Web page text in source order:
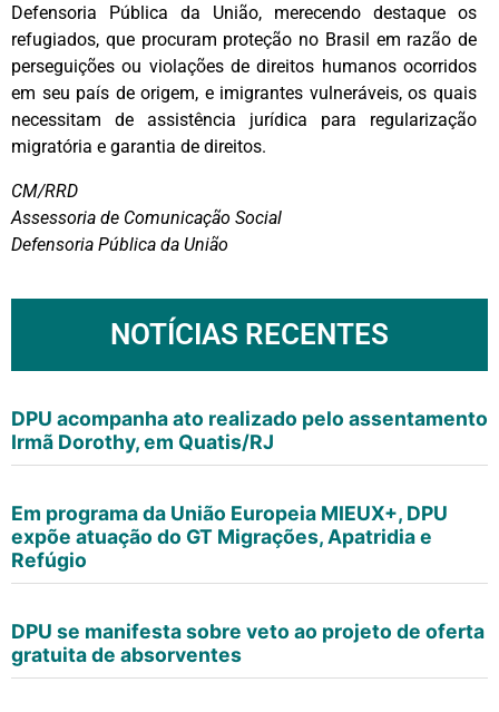
Defensoria Pública da União, merecendo destaque os
refugiados, que procuram proteção no Brasil em razão de
perseguições ou violações de direitos humanos ocorridos
em seu país de origem, e imigrantes vulneráveis, os quais
necessitam de assistência jurídica para regularização
migratória e garantia de direitos.
CM/RRD
Assessoria de Comunicação Social
Defensoria Pública da União
NOTÍCIAS RECENTES
DPU acompanha ato realizado pelo assentamento
Irmã Dorothy, em Quatis/RJ
Em programa da União Europeia MIEUX+, DPU
expõe atuação do GT Migrações, Apatridia e
Refúgio
DPU se manifesta sobre veto ao projeto de oferta
gratuita de absorventes